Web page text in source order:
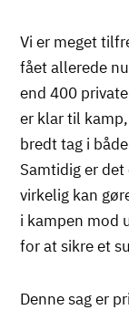
Vi er meget
fået allerede
end 400
er klar til
bredt tag i
Samtidig er
virkelig kan
i kampen mod
for at sikre et
Denne sag er